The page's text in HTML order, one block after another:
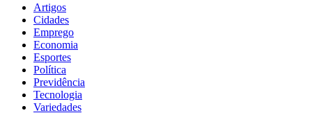
Artigos
Cidades
Emprego
Economia
Esportes
Política
Previdência
Tecnologia
Variedades